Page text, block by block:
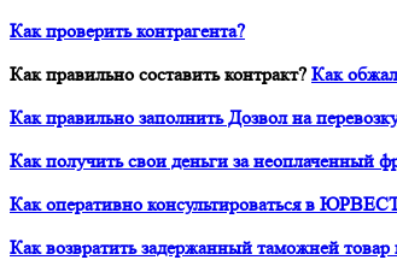
Как проверить контрагента?
Как правильно составить контракт? Как
Как правильно заполнить Дозвол на
Как получить свои деньги за неоплаченный
Как оперативно консультироваться в
Как возвратить задержанный таможней